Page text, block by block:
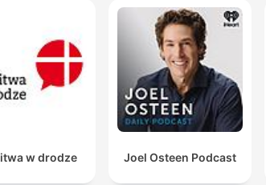
w drodze Joel Osteen Podcast